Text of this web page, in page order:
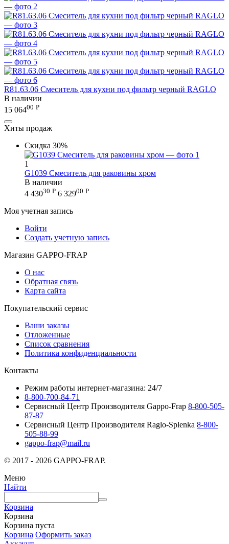
R81.63.06 Смеситель для кухни под фильтр черный RAGLO
В наличии
15 06400 Р
Хиты продаж
Скидка 30%
1
G1039 Смеситель для раковины хром
В наличии
4 43030 Р 6 32900 Р
Моя учетная запись
Войти
Создать учетную запись
Магазин GAPPO-FRAP
О нас
Обратная связь
Карта сайта
Покупательский сервис
Ваши заказы
Отложенные
Список сравнения
Политика конфиденциальности
Контакты
Режим работы интернет-магазина: 24/7
8-800-700-84-71
Сервисный Центр Производителя Gappo-Frap 8-800-505-
87-87
Сервисный Центр Производителя Raglo-Splenka 8-800-
505-88-99
gappo-frap@mail.ru
© 2017 - 2026 GAPPO-FRAP.
Меню
Найти
Корзина
Корзина
Корзина пуста
Корзина Оформить заказ